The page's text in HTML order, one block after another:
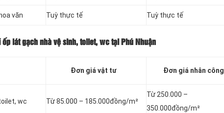
văn Tuỳ thực tế Tuỳ thực tế
ốp lát gạch nhà vệ sinh, toilet, wc tại Phú Nhuận
Đơn giá vật tư Đơn giá nhân công
wc Từ 85.000 – 185.000đồng/m²
Từ 250.000 –
350.000đồng/m²